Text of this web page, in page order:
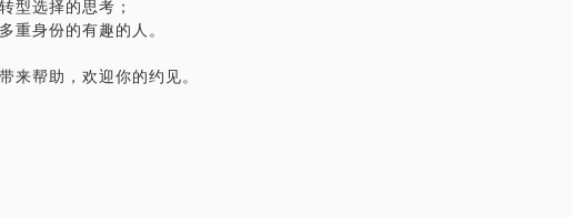
型选择的思考；
重身份的有趣的人。